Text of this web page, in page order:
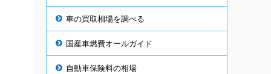
車の買取相場を調べる
国産車燃費オールガイド
自動車保険料の相場